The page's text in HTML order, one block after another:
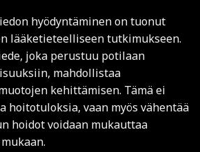
hyödyntäminen on tuonut
lääketieteelliseen tutkimukseen.
joka perustuu potilaan
mahdollistaa
kehittämisen. Tämä ei
hoitotuloksia, vaan myös vähentää
hoidot voidaan mukauttaa